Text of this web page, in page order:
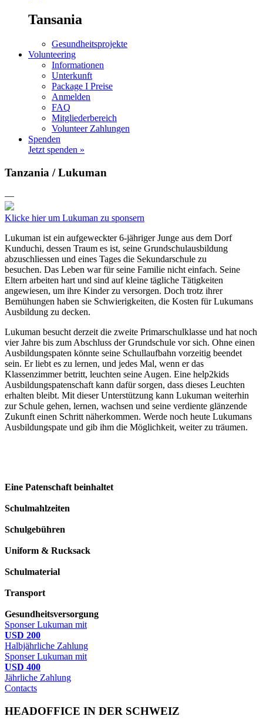
Tansania
Gesundheitsprojekte
Volunteering
Informationen
Unterkunft
Package I Preise
Anmelden
FAQ
Mitgliederbereich
Volunteer Zahlungen
Spenden
Jetzt spenden »
Tanzania / Lukuman
—
Klicke hier um Lukuman zu sponsern
Lukuman ist ein aufgeweckter 6-jähriger Junge aus dem Dorf
Kunduchi, dessen Traum es ist, seine Grundschulausbildung
abzuschliessen und eines Tages die Sekundarschule zu
besuchen. Das Leben war für seine Familie nicht einfach. Seine
Eltern arbeiten hart und sind auf kleine tägliche Tätigkeiten
angewiesen, um ihre Kinder zu versorgen. Doch trotz ihrer
Bemühungen haben sie Schwierigkeiten, die Kosten für Lukumans
Ausbildung zu decken.
Lukuman besucht derzeit die zweite Primarschulklasse und hat noch
vier Jahre bis zum Abschluss der Grundschule vor sich. Ohne einen
Ausbildungspaten könnte seine Schullaufbahn vorzeitig beendet
sein. Er liebt es zu lernen, und jedes Mal, wenn er das
Klassenzimmer betritt, leuchten seine Augen. Eine help2kids
Ausbildungspatenschaft kann dafür sorgen, dass dieses Leuchten
erhalten bleibt. Mit dieser Unterstützung kann Lukuman weiterhin
zur Schule gehen, lernen, wachsen und seine verdiente glänzende
Zukunft einen Schritt näherkommen. Werde noch heute Lukumans
Ausbildungspate und gib ihm die Möglichkeit, weiter zu träumen.
Eine Patenschaft beinhaltet
Schulmahlzeiten
Schulgebühren
Uniform & Rucksack
Schulmaterial
Transport
Gesundheitsversorgung
Sponser Lukuman mit
USD 200
Halbjährliche Zahlung
Sponser Lukuman mit
USD 400
Jährliche Zahlung
Contacts
HEADOFFICE IN DER SCHWEIZ